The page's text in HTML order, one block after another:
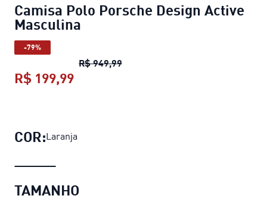
Camisa Polo Porsche Design Active
Masculina
-79%
R$ 949,99Camisa Polo Porsche Design
R$ 199,99
COR:Laranja
TAMANHO